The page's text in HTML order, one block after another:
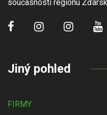
současnosti regionu
Jiný pohled
FIRMY